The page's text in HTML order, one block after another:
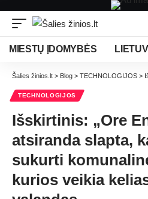
MIESTŲ ĮDOMYBĖS
Šalies žinios.lt > Blog > TECHNOLOGIJOS >
TECHNOLOGIJOS
Išskirtinis: „Ore
atsiranda slapta,
sukurti
kurios veikia